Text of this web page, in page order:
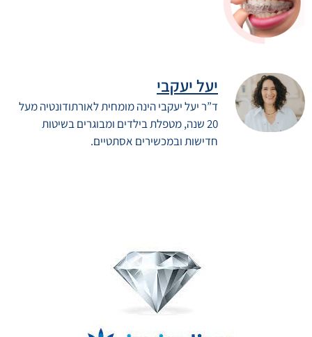
יעל יעקבי
ד”ר יעל יעקבי הינה מומחית לאורתודונטיה מעל
20 שנה, מטפלת בילדים ומבוגרים בשיטות
חדישות ובמכשירים אסתטיים.